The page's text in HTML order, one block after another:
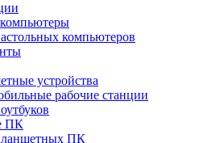
компьютеров
устройства
рабочие станции
ПК
ПК